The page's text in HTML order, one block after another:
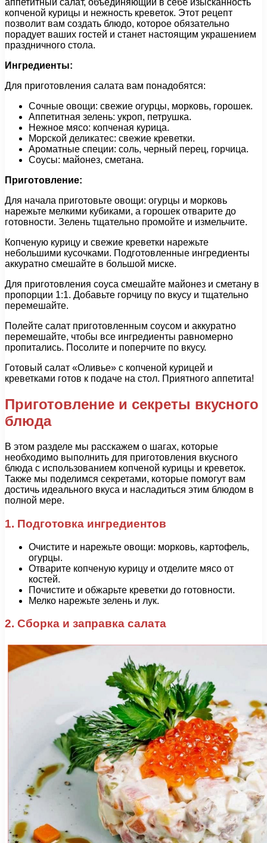
аппетитный салат, объединяющий в себе изысканность
копченой курицы и нежность креветок. Этот рецепт
позволит вам создать блюдо, которое обязательно
порадует ваших гостей и станет настоящим украшением
праздничного стола.
Ингредиенты:
Для приготовления салата вам понадобятся:
Сочные овощи: свежие огурцы, морковь, горошек.
Аппетитная зелень: укроп, петрушка.
Нежное мясо: копченая курица.
Морской деликатес: свежие креветки.
Ароматные специи: соль, черный перец, горчица.
Соусы: майонез, сметана.
Приготовление:
Для начала приготовьте овощи: огурцы и морковь
нарежьте мелкими кубиками, а горошек отварите до
готовности. Зелень тщательно промойте и измельчите.
Копченую курицу и свежие креветки нарежьте
небольшими кусочками. Подготовленные ингредиенты
аккуратно смешайте в большой миске.
Для приготовления соуса смешайте майонез и сметану в
пропорции 1:1. Добавьте горчицу по вкусу и тщательно
перемешайте.
Полейте салат приготовленным соусом и аккуратно
перемешайте, чтобы все ингредиенты равномерно
пропитались. Посолите и поперчите по вкусу.
Готовый салат «Оливье» с копченой курицей и
креветками готов к подаче на стол. Приятного аппетита!
Приготовление и секреты вкусного
блюда
В этом разделе мы расскажем о шагах, которые
необходимо выполнить для приготовления вкусного
блюда с использованием копченой курицы и креветок.
Также мы поделимся секретами, которые помогут вам
достичь идеального вкуса и насладиться этим блюдом в
полной мере.
1. Подготовка ингредиентов
Очистите и нарежьте овощи: морковь, картофель,
огурцы.
Отварите копченую курицу и отделите мясо от
костей.
Почистите и обжарьте креветки до готовности.
Мелко нарежьте зелень и лук.
2. Сборка и заправка салата